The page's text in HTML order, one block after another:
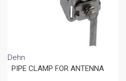
Dehn
PIPE CLAMP FOR ANTENNA